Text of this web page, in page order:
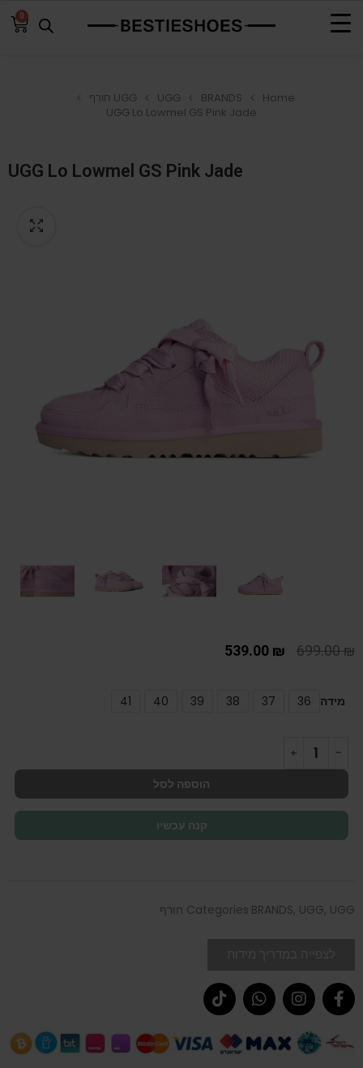
0
Home
BRANDS
UGG
UGG חורף
UGG Lo Lowmel GS Pink Jade
UGG Lo Lowmel GS Pink Jade
699.00₪
539.00 ₪
מידה 36
37
38
39
40
41
הוספה לסל
קנה עכשיו
Categories BRANDS, UGG, UGG חורף